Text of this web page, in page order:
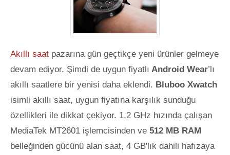
Akıllı saat pazarına gün geçtikçe yeni ürünler gelmeye
devam ediyor. Şimdi de uygun fiyatlı Android Wear’lı
akıllı saatlere bir yenisi daha eklendi. Bluboo Xwatch
isimli akıllı saat, uygun fiyatına karşılık sunduğu
özellikleri ile dikkat çekiyor. 1,2 GHz hızında çalışan
MediaTek MT2601 işlemcisinden ve 512 MB RAM
belleğinden gücünü alan saat, 4 GB'lık dahili hafızaya